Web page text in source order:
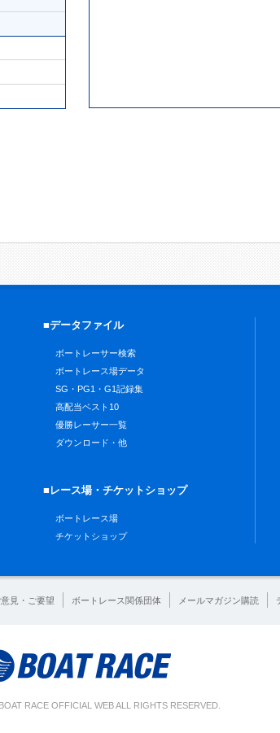
■データファイル
ボートレーサー検索
ボートレース場データ
SG・PG1・G1記録集
高配当ベスト10
優勝レーサー一覧
ダウンロード・他
■レース場・チケットショップ
ボートレース場
チケットショップ
意見・ご要望 ボートレース関係団体 メールマガジン購読
RACE OFFICIAL WEB ALL RIGHTS RESERVED.